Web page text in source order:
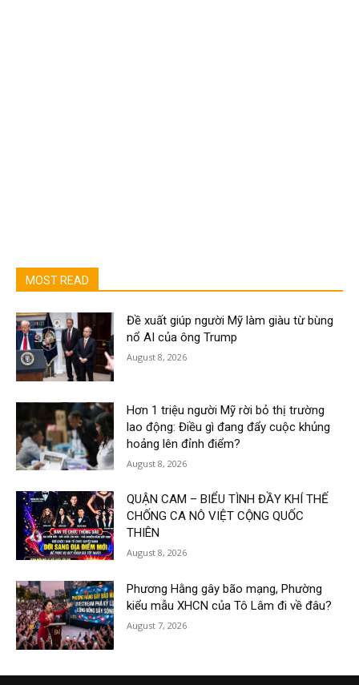
MOST READ
Đề xuất giúp người Mỹ làm giàu từ bùng
nổ AI của ông Trump
August 8, 2026
Hơn 1 triệu người Mỹ rời bỏ thị trường
lao động: Điều gì đang đẩy cuộc khủng
hoảng lên đỉnh điểm?
August 8, 2026
QUẬN CAM – BIỂU TÌNH ĐẦY KHÍ THẾ
CHỐNG CA NÔ VIỆT CỘNG QUỐC
THIÊN
August 8, 2026
Phương Hằng gây bão mạng, Phường
kiểu mẫu XHCN của Tô Lâm đi về đâu?
August 7, 2026